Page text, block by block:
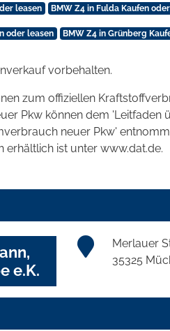
leasen BMW Z4 in Fulda Kaufen
oder leasen BMW Z4 in Grünberg
vorbehalten.
zum offiziellen
Pkw können dem 'Leitfaden
neuer Pkw'
erhältlich ist unter www.dat.de.
e.K.
Merlauer
35325